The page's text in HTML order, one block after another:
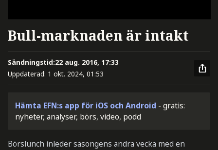
Bull-marknaden är intakt
Sändningstid:22 aug. 2016, 17:33
Uppdaterad: 1 okt. 2024, 01:53
Hämta EFN:s app för iOS och Android - gratis:
nyheter, analyser, börs, video, podd
Börslunch inleder säsongens andra vecka med en